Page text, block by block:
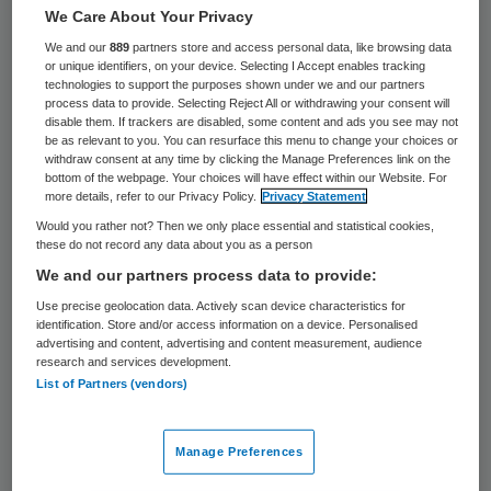
19 oktober 2022,09:09
1007 keer gelezen
Noordwest Ziekenhuisgroep gaat de
komende jaren samenwerken met het
ministerie van Defensie. Dit betekent dat
militair medisch personeel bij Noordwest
(met locaties in onder meer Alkmaar en Den
Helder) komt werken als zij niet op
uitzending zijn.
Als tegenprestatie levert Noordwest
medische professionals aan Defensie die
worden opgeleid tot reservist. Noordwest
zegt hiermee haar “maatschappelijke
We Care About Your Privacy
We and our889 partners store and access personal data, like browsing data
or unique identifiers, on your device. Selecting I Accept enables tracking
technologies to support the purposes shown under we and our partners
process data to provide. Selecting Reject All or withdrawing your consent will
disable them. If trackers are disabled, some content and ads you see may not
be as relevant to you. You can resurface this menu to change your choices or
withdraw consent at any time by clicking the Manage Preferences link on the
bottom of the webpage. Your choices will have effect within our Website. For
more details, refer to our Privacy Policy.
Privacy Statement
Would you rather not? Then we only place essential and statistical cookies,
these do not record any data about you as a person
We and our partners process data to provide:
Use precise geolocation data. Actively scan device characteristics for
identification. Store and/or access information on a device. Personalised
advertising and content, advertising and content measurement, audience
research and services development.
List of Partners (vendors)
Manage Preferences